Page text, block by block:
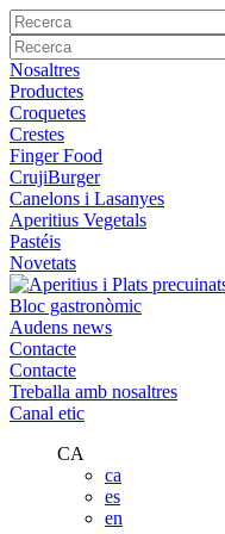
Nosaltres
Productes
Croquetes
Crestes
Finger Food
CrujiBurger
Canelons i Lasanyes
Aperitius Vegetals
Pastéis
Novetats
Bloc gastronòmic
Audens news
Contacte
Contacte
Treballa amb nosaltres
Canal etic
CA
ca
es
en